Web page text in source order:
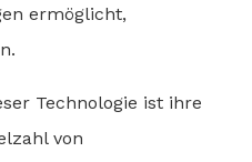
ermöglicht,
Technologie ist ihre
von